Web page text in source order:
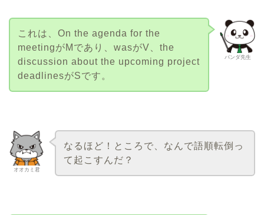
パンダ先生
これは、On the agenda for the
meetingがMであり、wasがV、the
discussion about the upcoming project
deadlinesがSです。
オオカミ君
なるほど！ところで、なんで語順転倒っ
て起こすんだ？